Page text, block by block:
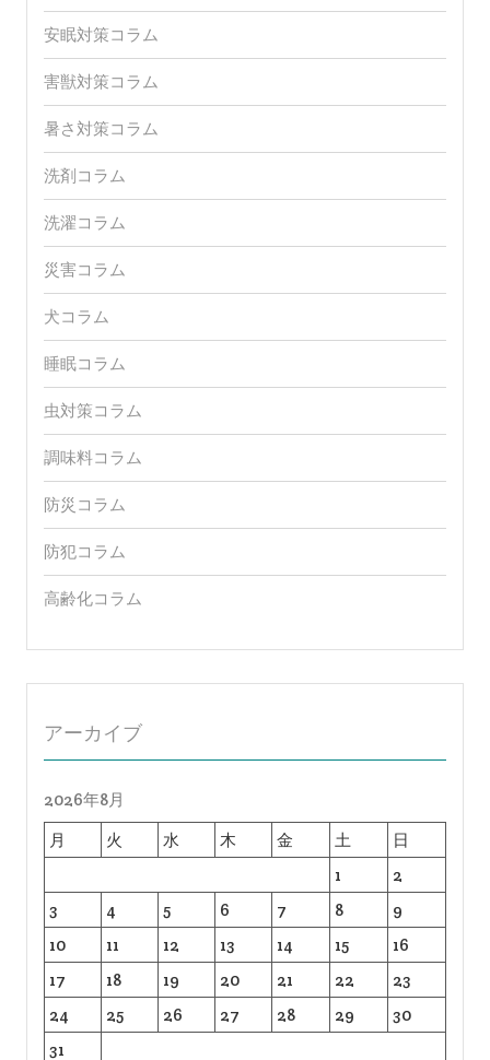
安眠対策コラム
害獣対策コラム
暑さ対策コラム
洗剤コラム
洗濯コラム
災害コラム
犬コラム
睡眠コラム
虫対策コラム
調味料コラム
防災コラム
防犯コラム
高齢化コラム
アーカイブ
2026年8月
月
火 水 木 金 土
日
1
2
3
4 5 6 7 8
9
10
11 12 13 14 15
16
17
18 19 20 21 22
23
24
25 26 27 28 29
30
31